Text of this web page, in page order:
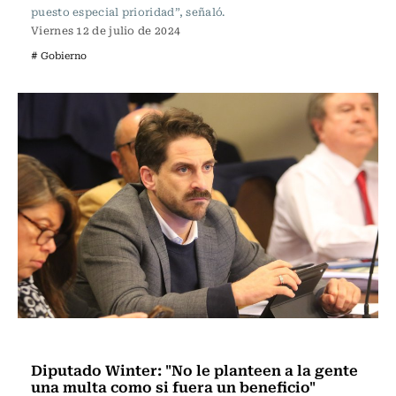
puesto especial prioridad”, señaló.
Viernes 12 de julio de 2024
# Gobierno
Diputado Winter: "No le planteen a la gente
una multa como si fuera un beneficio"